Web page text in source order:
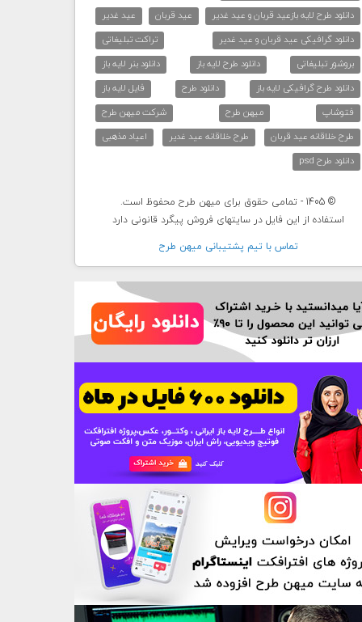
دانلود طرح لایه بازعید قربان و عید غدیر
عید قربان
عید غدیر
دانلود گرافیکی عید قربان و عید غدیر
تراکت تبلیغاتی
بروشور تبلیغاتی
دانلود طرح لایه باز
دانلود بنر لایه باز
دانلود طرح گرافیکی لایه باز
دانلود طرح
فایل لایه باز
فتوشاپ
میهن طرح
شرکت میهن طرح
طرح خلاقانه عید قربان
طرح خلاقانه عید غدیر
اعیاد مذهبی
دانلود طرح psd
© 1405 - تمامی حقوق برای میهن طرح محفوظ است.
استفاده از این فایل در سایتهای فروش پیگرد قانونی دارد
تماس با تيم پشتيبانی ميهن طرح